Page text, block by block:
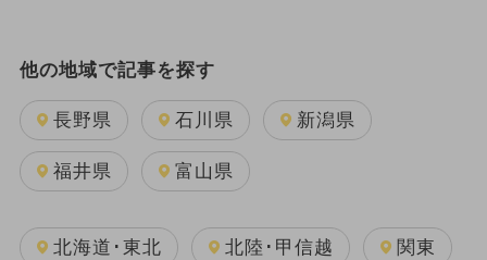
他の地域で記事を探す
長野県 石川県 新潟県
福井県 富山県
北海道･東北 北陸･甲信越 関東